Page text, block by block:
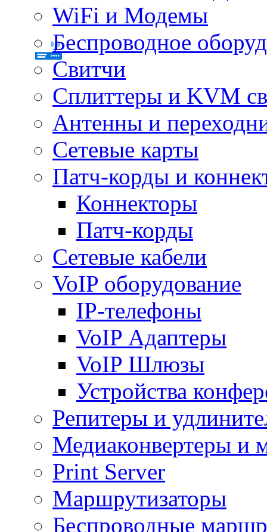
WiFi и Модемы
Беспроводное
Свитчи
Сплиттеры и KVM
Антенны и
Сетевые карты
Патч-корды и
Коннекторы
Патч-корды
Сетевые кабели
VoIP оборудование
IP-телефоны
VoIP Адаптеры
VoIP Шлюзы
Устройства
Репитеры и
Медиаконвертеры и
Print Server
Маршрутизаторы
Беспроводные